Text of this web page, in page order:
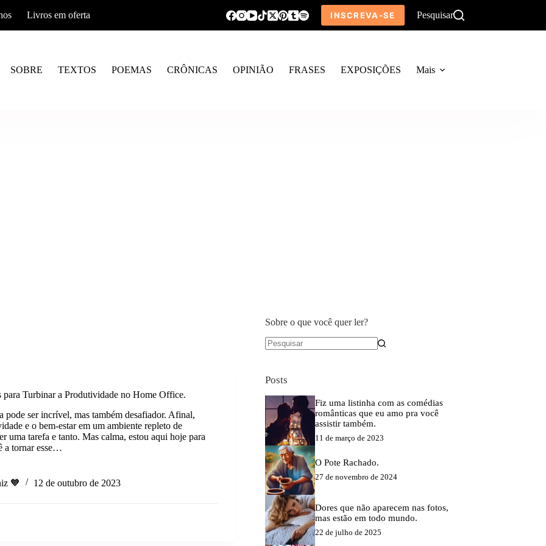
Livros em oferta INSCREVA-SE Pesquisar
SOBRE TEXTOS POEMAS CRÔNICAS OPINIÃO FRASES EXPOSIÇÕES Mais
Turbinar a Produtividade no Home Office.
pode ser incrível, mas também desafiador. Afinal,
e o bem-estar em um ambiente repleto de
uma tarefa e tanto. Mas calma, estou aqui hoje para
a tornar esse…
🧡 12 de outubro de 2023
Sobre o que você quer ler?
Posts
Fiz uma listinha com as comédias
românticas que eu amo pra você
assistir também.
11 de março de 2023
O Pote Rachado.
27 de novembro de 2024
Dores que não aparecem nas fotos,
mas estão em todo mundo.
22 de julho de 2025